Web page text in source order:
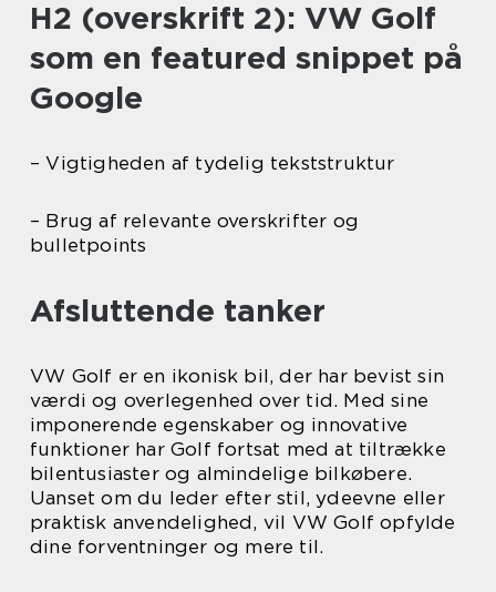
H2 (overskrift 2): VW Golf
som en featured snippet på
Google
– Vigtigheden af tydelig tekststruktur
– Brug af relevante overskrifter og
bulletpoints
Afsluttende tanker
VW Golf er en ikonisk bil, der har bevist sin
værdi og overlegenhed over tid. Med sine
imponerende egenskaber og innovative
funktioner har Golf fortsat med at tiltrække
bilentusiaster og almindelige bilkøbere.
Uanset om du leder efter stil, ydeevne eller
praktisk anvendelighed, vil VW Golf opfylde
dine forventninger og mere til.